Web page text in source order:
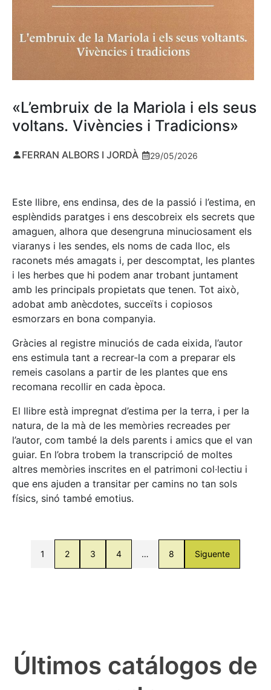
«L’embruix de la Mariola i els seus
voltans. Vivències i Tradicions»
FERRAN ALBORS I JORDÀ 29/05/2026
Este llibre, ens endinsa, des de la passió i l’estima, en
esplèndids paratges i ens descobreix els secrets que
amaguen, alhora que desengruna minuciosament els
viaranys i les sendes, els noms de cada lloc, els
raconets més amagats i, per descomptat, les plantes
i les herbes que hi podem anar trobant juntament
amb les principals propietats que tenen. Tot això,
adobat amb anècdotes, succeïts i copiosos
esmorzars en bona companyia.
Gràcies al registre minuciós de cada eixida, l’autor
ens estimula tant a recrear-la com a preparar els
remeis casolans a partir de les plantes que ens
recomana recollir en cada època.
El llibre està impregnat d’estima per la terra, i per la
natura, de la mà de les memòries recreades per
l’autor, com també la dels parents i amics que el van
guiar. En l’obra trobem la transcripció de moltes
altres memòries inscrites en el patrimoni col·lectiu i
que ens ajuden a transitar per camins no tan sols
físics, sinó també emotius.
1 2 3 4 … 8 Siguente
Últimos catálogos de